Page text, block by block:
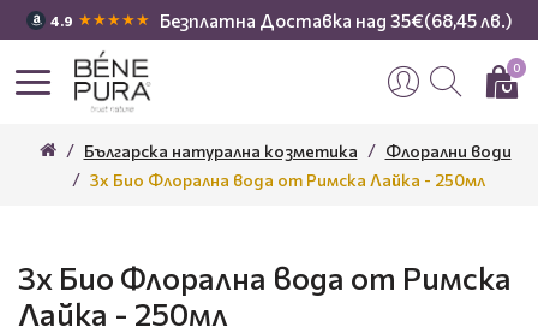
4.9 ★★★★★ Безплатна Доставка над 35€(68,45 лв.)
0
Българска натурална козметика
Флорални води
3x Био Флорална вода от Римска Лайка - 250мл
3x Био Флорална вода от Римска
Лайка - 250мл